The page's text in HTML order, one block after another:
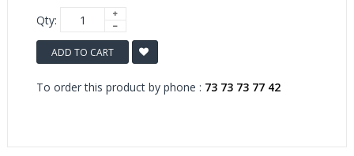
Qty:
ADD TO CART
To order this product by phone : 73 73 73 77 42